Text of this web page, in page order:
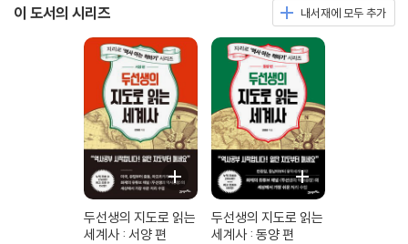
이 도서의 시리즈 내서재에 모두 추가
두선생의 지도로 읽는
세계사 : 서양 편
두선생의 지도로 읽는
세계사 : 동양 편